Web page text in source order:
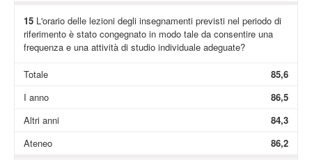
15L'orario delle lezioni degli insegnamenti previsti nel periodo di
riferimento è stato congegnato in modo tale da consentire una
frequenza e una attività di studio individuale adeguate?
Totale
85,6
I anno
86,5
Altri anni
84,3
Ateneo
86,2